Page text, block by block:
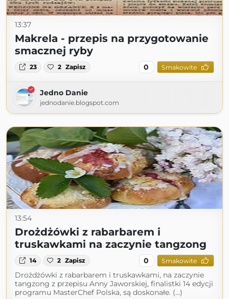
13:37
Makrela - przepis na przygotowanie
smacznej ryby
23 2 Zapisz 0 Smakowite
Jedno Danie
jednodanie.blogspot.com
13:54
Drożdżówki z rabarbarem i
truskawkami na zaczynie tangzong
14 2 Zapisz 0 Smakowite
Drożdżówki z rabarbarem i truskawkami, na zaczynie
tangzong z przepisu Anny Jaworskiej, finalistki 14 edycji
programu MasterChef Polska, są doskonałe. (...)